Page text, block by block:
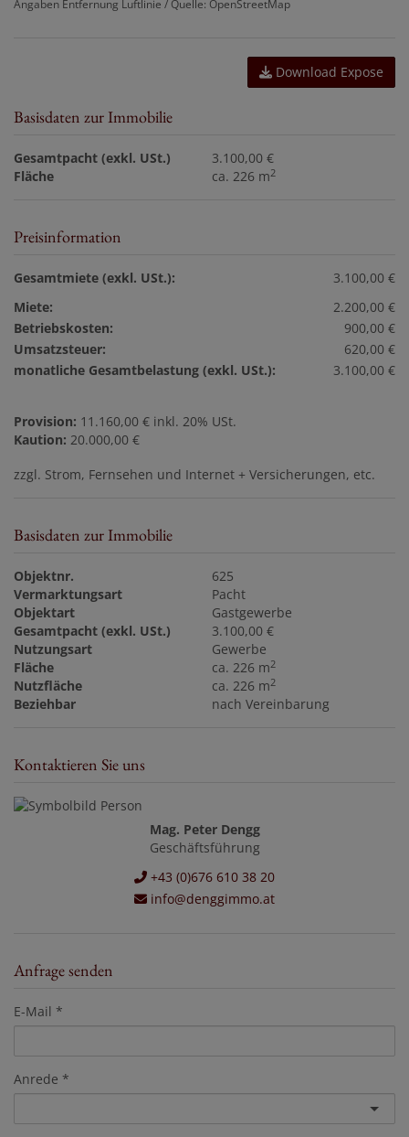
Angaben Entfernung Luftlinie / Quelle: OpenStreetMap
Download Expose
Basisdaten zur Immobilie
Gesamtpacht (exkl. USt.)
3.100,00 €
Fläche
ca. 226 m2
Preisinformation
Gesamtmiete (exkl. USt.):
3.100,00 €
Miete:
2.200,00 €
Betriebskosten:
900,00 €
Umsatzsteuer:
620,00 €
monatliche Gesamtbelastung (exkl. USt.):
3.100,00 €
Provision: 11.160,00 € inkl. 20% USt.
Kaution: 20.000,00 €
zzgl. Strom, Fernsehen und Internet + Versicherungen, etc.
Basisdaten zur Immobilie
Objektnr.
625
Vermarktungsart
Pacht
Objektart
Gastgewerbe
Gesamtpacht (exkl. USt.)
3.100,00 €
Nutzungsart
Gewerbe
Fläche
ca. 226 m2
Nutzfläche ca. 226 m2
Beziehbar nach Vereinbarung
Kontaktieren Sie uns
Mag. Peter Dengg
Geschäftsführung
+43 (0)676 610 38 20
info@denggimmo.at
Anfrage senden
E-Mail
Anrede